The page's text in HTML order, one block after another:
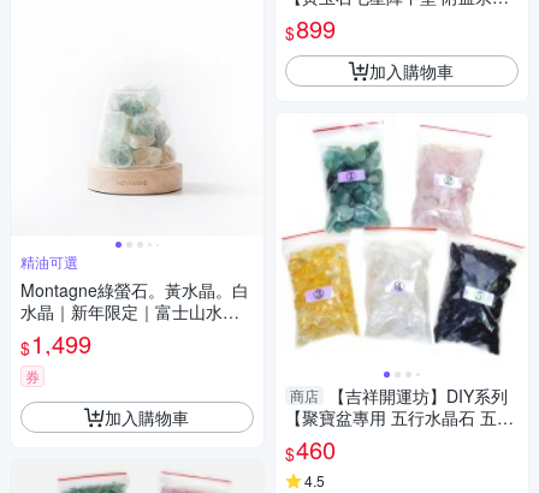
精油可選
Montagne綠螢石。黃水晶。白
水晶｜新年限定｜富士山水晶
擴香組 精油可選
$1,499
券
加入購物車
底盤 開運 招財 招偏財】淨化
$899
加入購物車
商店
【吉祥開運坊】DIY系列
【聚寶盆專用 五行水晶石 五色
石 大顆 每個顏色200公克 共1k
g】已淨化
$460
4.5